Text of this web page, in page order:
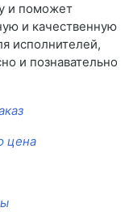
и поможет
и качественную
исполнителей,
и познавательно
цена